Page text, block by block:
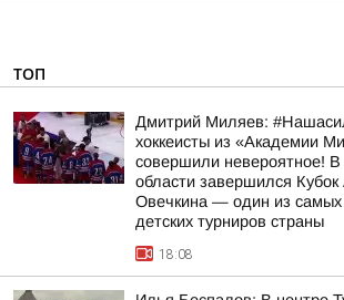
ТОП
Дмитрий Миляев:
хоккеисты из «Академии
совершили невероятное! В
области завершился Кубок
Овечкина — один из самых
детских турниров страны
18:08